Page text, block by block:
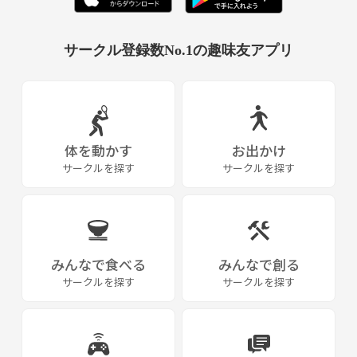
サークル登録数No.1の趣味友アプリ
体を動かす
サークルを探す
お出かけ
サークルを探す
みんなで食べる
サークルを探す
みんなで創る
サークルを探す